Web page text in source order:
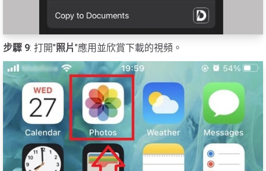
步驟 9: 打開"照片"應用並欣賞下載的視頻。